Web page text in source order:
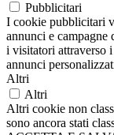
Pubblicitari
I cookie pubblicitari
annunci e
i visitatori attraverso
annunci
Altri
Altri
Altri cookie non
sono ancora stati